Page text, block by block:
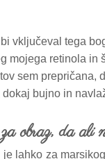
vključeval tega
mojega retinola in
sem prepričana,
bujno in
obraz, da ali
lahko za